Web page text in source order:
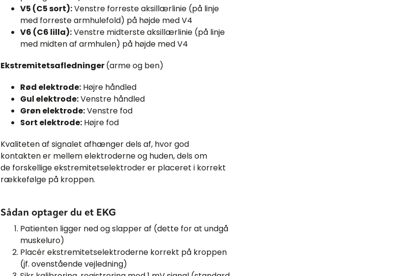
V5 (C5 sort):Venstre forreste aksillærlinie (på linje
med forreste armhulefold) på højde med V4
V6 (C6 lilla):Venstre midterste aksillærlinie (på linje
med midten af armhulen) på højde med V4
Ekstremitetsafledninger(arme og ben)
Rød elektrode: Højre håndled
Gul elektrode:Venstre håndled
Grøn elektrode:Venstre fod
Sort elektrode: Højre fod
Kvaliteten af signalet afhænger dels af, hvor god
kontakten er mellem elektroderne og huden, dels om
de forskellige ekstremitetselektroder er placeret i korrekt
rækkefølge på kroppen.
Sådan optager du et EKG
Patienten ligger ned og slapper af (dette for at undgå
muskeluro)
Placér ekstremitetselektroderne korrekt på kroppen
(jf. ovenstående vejledning)